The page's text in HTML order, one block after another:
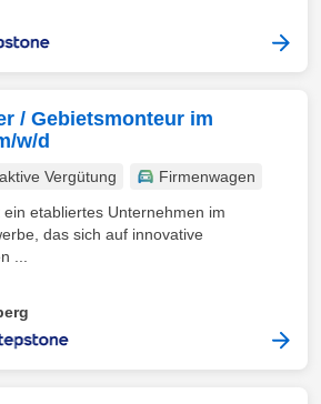
/ Gebietsmonteur im
w/d
Vergütung
Firmenwagen
etabliertes Unternehmen im
das sich auf innovative
...